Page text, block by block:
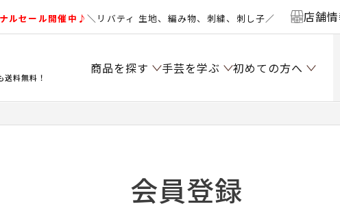
ルセール開催中♪＼リバティ 生地、編み物、刺繍、刺し子／ 店舗
料無料！
商品を探す 手芸を学ぶ 初めての方へ
会員登録